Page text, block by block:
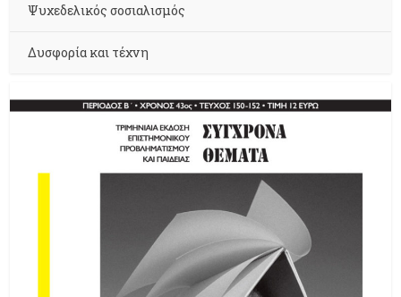
Ψυχεδελικός σοσιαλισμός
Δυσφορία και τέχνη